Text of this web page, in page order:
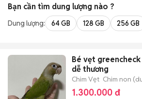
Bạn cần tìm dung lượng nào ?
Dung lượng: 64 GB 128 GB 256 GB
Bé vẹt
dễ thương
Chim Vẹt Chim non
1.300.000 đ